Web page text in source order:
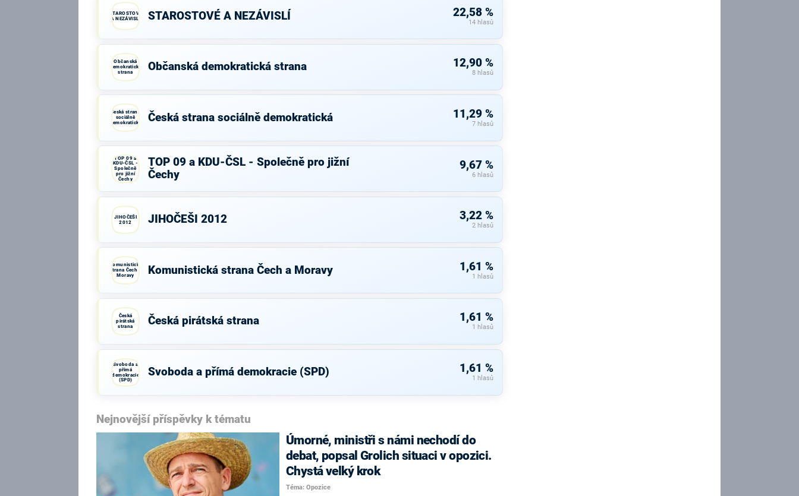
STAROSTOVÉ
A NEZÁVISLÍ
STAROSTOVÉ A NEZÁVISLÍ 22,58 %
14 hlasů
Občanská
demokratická
strana
Občanská demokratická strana 12,90 %
8 hlasů
Česká strana
sociálně
demokratická
Česká strana sociálně demokratická 11,29 %
7 hlasů
TOP 09 a
KDU-ČSL -
Společně
pro jižní
Čechy
TOP 09 a KDU-ČSL - Společně pro jižní
Čechy
9,67 %
6 hlasů
JIHOČEŠI
2012
JIHOČEŠI 2012 3,22 %
2 hlasů
Komunistická
strana Čech a
Moravy
Komunistická strana Čech a Moravy 1,61 %
1 hlasů
Česká
pirátská
strana
Česká pirátská strana 1,61 %
1 hlasů
Svoboda a
přímá
demokracie
(SPD)
Svoboda a přímá demokracie (SPD) 1,61 %
1 hlasů
Nejnovější příspěvky k tématu
Úmorné, ministři s námi nechodí do
debat, popsal Grolich situaci v opozici.
Chystá velký krok
Téma: Opozice